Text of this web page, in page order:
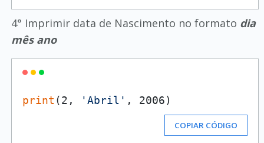
4° Imprimir data de Nascimento no formato dia
mês ano
print (2, 'Abril'
COPIAR CÓDIGO